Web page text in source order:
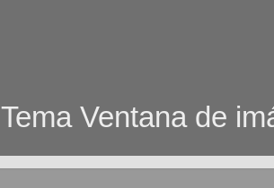
Tema Ventana de